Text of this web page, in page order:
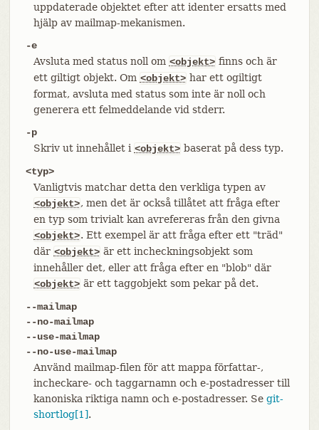
uppdaterade objektet efter att identer ersatts med
hjälp av mailmap-mekanismen.
-e
Avsluta med status noll om <objekt> finns och är
ett giltigt objekt. Om <objekt> har ett ogiltigt
format, avsluta med status som inte är noll och
generera ett felmeddelande vid stderr.
-p
Skriv ut innehållet i <objekt> baserat på dess typ.
<typ>
Vanligtvis matchar detta den verkliga typen av
<objekt>, men det är också tillåtet att fråga efter
en typ som trivialt kan avrefereras från den givna
<objekt>. Ett exempel är att fråga efter ett "träd"
där <objekt> är ett incheckningsobjekt som
innehåller det, eller att fråga efter en "blob" där
<objekt> är ett taggobjekt som pekar på det.
--mailmap
--no-mailmap
--use-mailmap
--no-use-mailmap
Använd mailmap-filen för att mappa författar-,
incheckare- och taggarnamn och e-postadresser till
kanoniska riktiga namn och e-postadresser. Se git-
shortlog[1].